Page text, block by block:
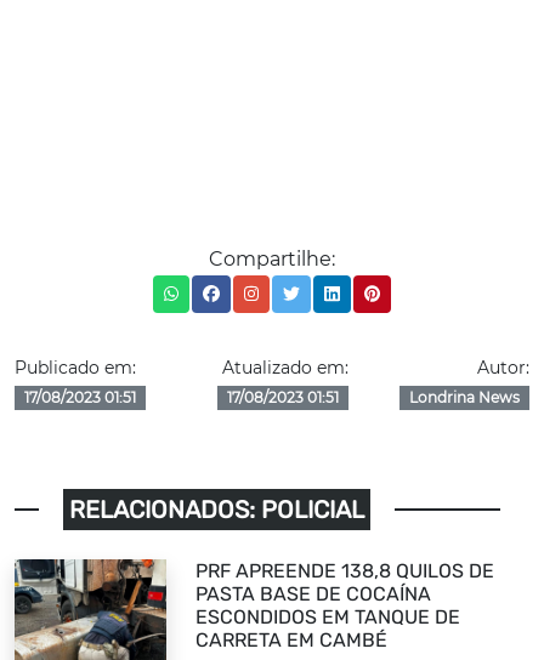
Compartilhe:
Publicado em:
17/08/2023 01:51
Atualizado em:
17/08/2023 01:51
Autor:
Londrina News
RELACIONADOS: POLICIAL
PRF APREENDE 138,8 QUILOS DE
PASTA BASE DE COCAÍNA
ESCONDIDOS EM TANQUE DE
CARRETA EM CAMBÉ